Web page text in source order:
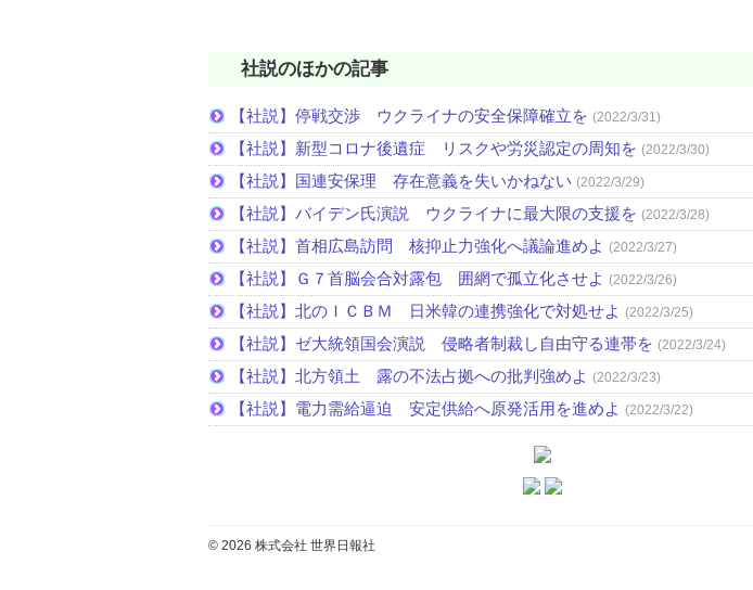
社説のほかの記事
【社説】停戦交渉 ウクライナの安全保障確立を (2022/3/31)
【社説】新型コロナ後遺症 リスクや労災認定の周知を (2022/3/30)
【社説】国連安保理 存在意義を失いかねない (2022/3/29)
【社説】バイデン氏演説 ウクライナに最大限の支援を (2022/3/28)
【社説】首相広島訪問 核抑止力強化へ議論進めよ (2022/3/27)
【社説】Ｇ７首脳会合対露包 囲網で孤立化させよ (2022/3/26)
【社説】北のＩＣＢＭ 日米韓の連携強化で対処せよ (2022/3/25)
【社説】ゼ大統領国会演説 侵略者制裁し自由守る連帯を (2022/3/24)
【社説】北方領土 露の不法占拠への批判強めよ (2022/3/23)
【社説】電力需給逼迫 安定供給へ原発活用を進めよ (2022/3/22)
© 2026 株式会社 世界日報社